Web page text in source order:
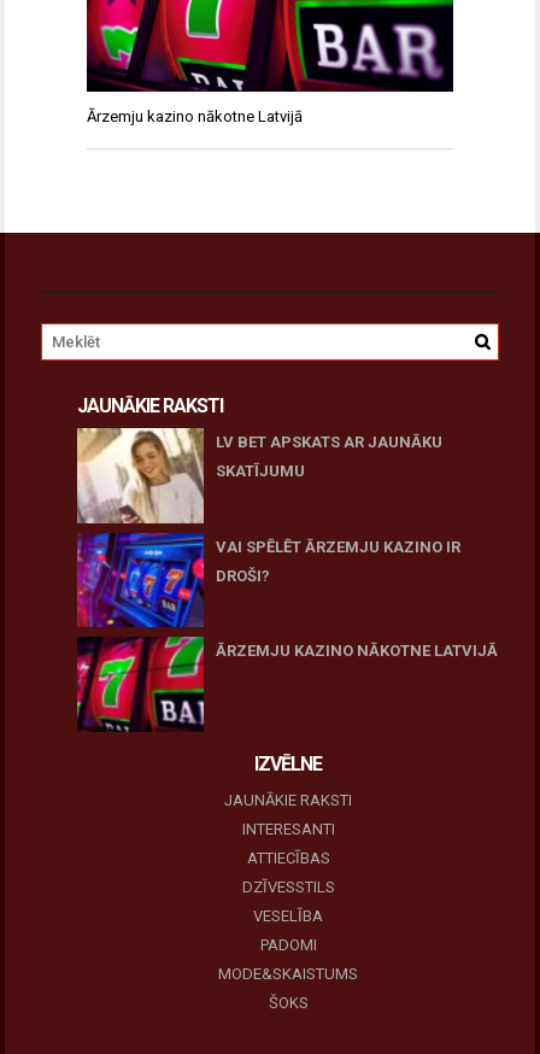
Ārzemju kazino nākotne Latvijā
JAUNĀKIE RAKSTI
LV BET APSKATS AR JAUNĀKU
SKATĪJUMU
VAI SPĒLĒT ĀRZEMJU KAZINO IR
DROŠI?
ĀRZEMJU KAZINO NĀKOTNE LATVIJĀ
IZVĒLNE
JAUNĀKIE RAKSTI
INTERESANTI
ATTIECĪBAS
DZĪVESSTILS
VESELĪBA
PADOMI
MODE&SKAISTUMS
ŠOKS